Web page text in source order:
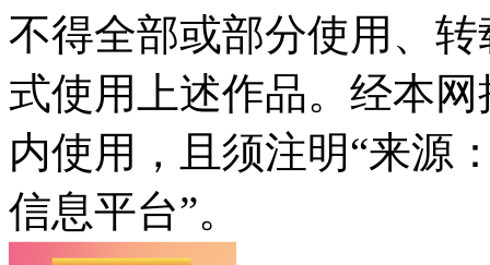
不得全部或部分使用、
式使用上述作品。经本
内使用，且须注明“来源
信息平台”。